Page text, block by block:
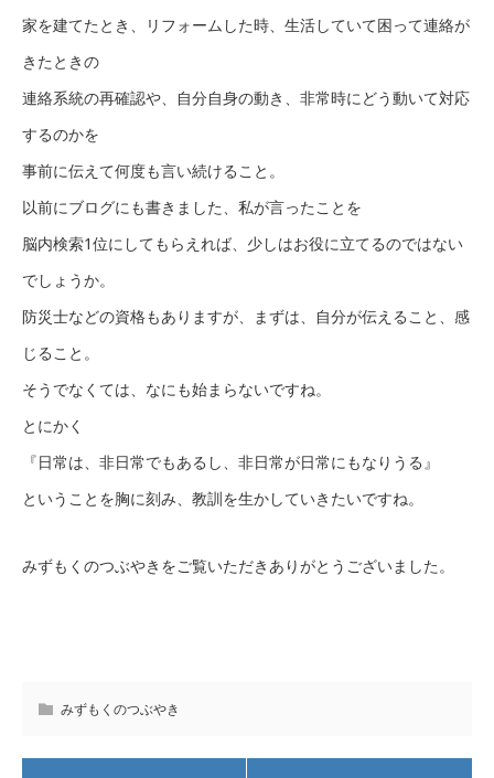
家を建てたとき、リフォームした時、生活していて困って連絡が
きたときの
連絡系統の再確認や、自分自身の動き、非常時にどう動いて対応
するのかを
事前に伝えて何度も言い続けること。
以前にブログにも書きました、私が言ったことを
脳内検索1位にしてもらえれば、少しはお役に立てるのではない
でしょうか。
防災士などの資格もありますが、まずは、自分が伝えること、感
じること。
そうでなくては、なにも始まらないですね。
とにかく
『日常は、非日常でもあるし、非日常が日常にもなりうる』
ということを胸に刻み、教訓を生かしていきたいですね。
みずもくのつぶやきをご覧いただきありがとうございました。
みずもくのつぶやき